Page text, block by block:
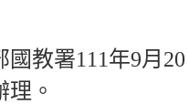
國教署111年9月
理。